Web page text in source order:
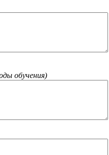
обучения)